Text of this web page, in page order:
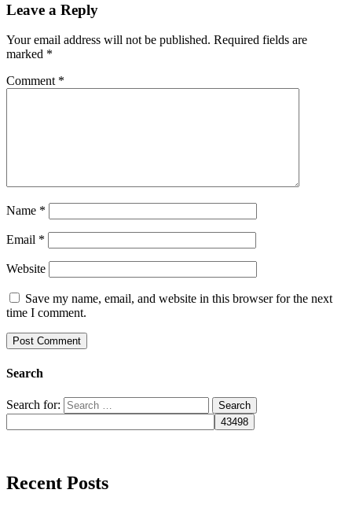
Leave a Reply
Your email address will not be published. Required fields are
marked *
Comment *
Name *
Email *
Website
Save my name, email, and website in this browser for the next
time I comment.
Search
Search for:
Recent Posts